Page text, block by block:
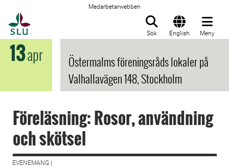
Medarbetarwebben
Sök English Meny
13apr
Östermalms föreningsråds lokaler på
Valhallavägen 148, Stockholm
Föreläsning: Rosor, användning
och skötsel
EVENEMANG |